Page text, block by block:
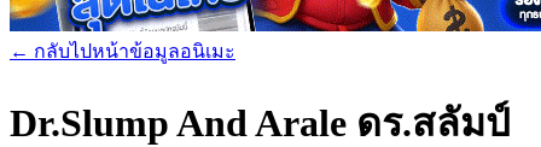
← กลับไปหน้าข้อมูลอนิเมะ
Dr.Slump And Arale ดร.สลัมป์